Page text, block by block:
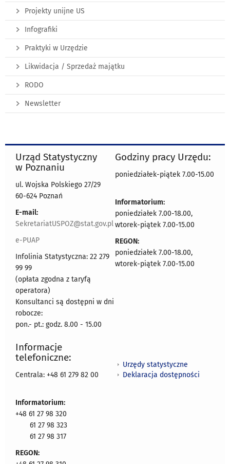
Projekty unijne US
Infografiki
Praktyki w Urzędzie
Likwidacja / Sprzedaż majątku
RODO
Newsletter
Urząd Statystyczny
w Poznaniu
ul. Wojska Polskiego 27/29
60-624 Poznań
E-mail:
SekretariatUSPOZ@stat.gov.pl
e-PUAP
Infolinia Statystyczna: 22 279
99 99
(opłata zgodna z taryfą
operatora)
Konsultanci są dostępni w dni
robocze:
pon.- pt.: godz. 8.00 - 15.00
Godziny pracy Urzędu:
poniedziałek-piątek 7.00-15.00
Informatorium:
poniedziałek 7.00-18.00,
wtorek-piątek 7.00-15.00
REGON:
poniedziałek 7.00-18.00,
wtorek-piątek 7.00-15.00
Informacje
telefoniczne:
Centrala: +48 61 279 82 00
Informatorium:
+48 61 27 98 320
61 27 98 323
61 27 98 317
REGON:
Urzędy statystyczne
Deklaracja dostępności